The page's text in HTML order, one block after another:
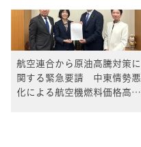
航空連合から原油高騰対策に
関する緊急要請 中東情勢悪
化による航空機燃料価格高騰